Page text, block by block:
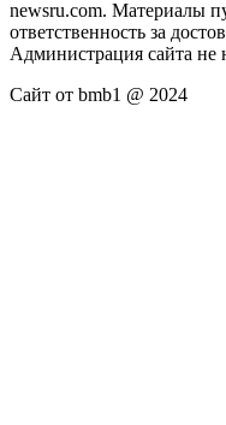
newsru.com. Материалы
ответственность за
Администрация сайта не
Сайт от bmb1 @ 2024